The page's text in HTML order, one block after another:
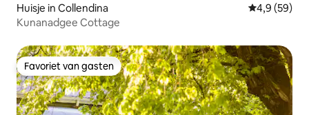
Huisje in Collendina Gemiddelde
4,9 (59)
Kunanadgee Cottage
Favoriet van gasten
Favoriet van gasten